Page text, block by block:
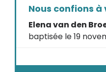
Nous confions
Elena van den
baptisée le 19